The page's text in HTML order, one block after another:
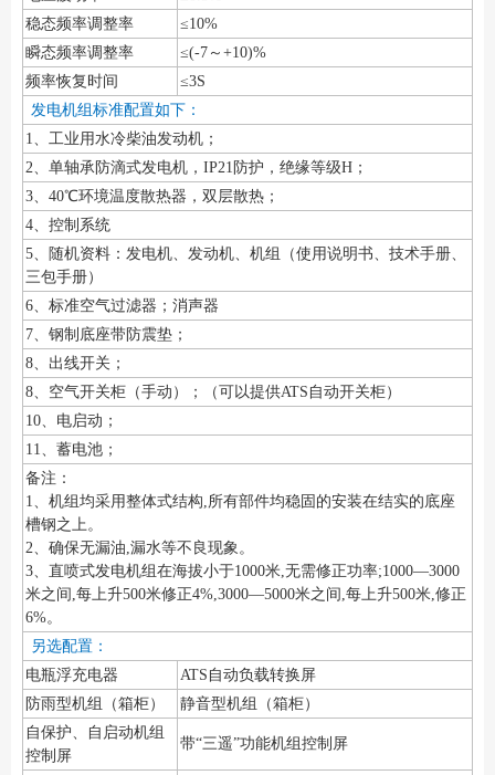
稳态频率调整率
≤10%
瞬态频率调整率
≤(-7～+10)%
频率恢复时间
≤3S
发电机组标准配置如下：
1、工业用水冷柴油发动机；
2、单轴承防滴式发电机，IP21防护，绝缘等级H；
3、40℃环境温度散热器，双层散热；
4、控制系统
5、随机资料：发电机、发动机、机组（使用说明书、技术手册、
三包手册）
6、标准空气过滤器；消声器
7、钢制底座带防震垫；
8、出线开关；
8、空气开关柜（手动）；（可以提供ATS自动开关柜）
10、电启动；
11、蓄电池；
备注：
1、机组均采用整体式结构,所有部件均稳固的安装在结实的底座
槽钢之上。
2、确保无漏油,漏水等不良现象。
3、直喷式发电机组在海拔小于1000米,无需修正功率;1000—3000
米之间,每上升500米修正4%,3000—5000米之间,每上升500米,修正
6%。
另选配置：
电瓶浮充电器
ATS自动负载转换屏
防雨型机组（箱柜）
静音型机组（箱柜）
自保护、自启动机组
控制屏
带“三遥”功能机组控制屏